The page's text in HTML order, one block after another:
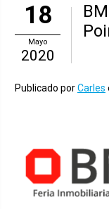
18
Mayo
2020
Publicado porCarles